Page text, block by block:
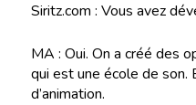
Siritz.com : Vous avez
MA : Oui. On a créé des
qui est une école de son.
d’animation.